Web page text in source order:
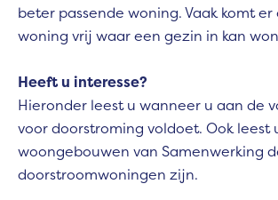
beter passende woning. Vaak komt
woning vrij waar een gezin in kan
Heeft u interesse?
Hieronder leest u wanneer u aan de
voor doorstroming voldoet. Ook leest
woongebouwen van Samenwerking
doorstroomwoningen zijn.